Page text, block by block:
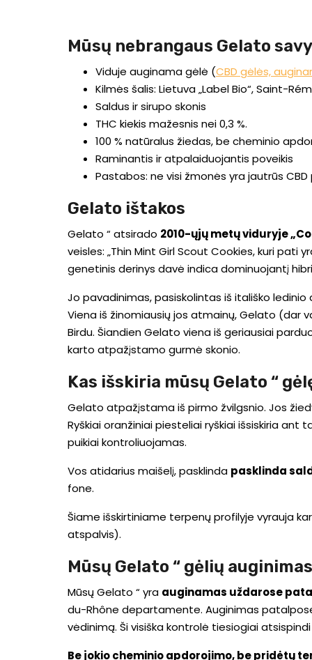
Mūsų nebrangaus Gelato
Viduje auginama gėlė (CBD gėlės,
Kilmės šalis: Lietuva „Label Bio“, Saint-
Saldus ir sirupo skonis
THC kiekis mažesnis nei 0,3 %.
100 % natūralus žiedas, be cheminio
Raminantis ir atpalaiduojantis poveikis
Pastabos: ne visi žmonės yra jautrūs
Gelato ištakos
Gelato “ atsirado 2010-ųjų metų viduryje
veisles: „Thin Mint Girl Scout Cookies, kuri pati
genetinis derinys davė indica dominuojantį
Jo pavadinimas, pasiskolintas iš itališko
Viena iš žinomiausių jos atmainų, Gelato (dar
Birdu. Šiandien Gelato viena iš geriausiai
karto atpažįstamo gurmė skonio.
Kas išskiria mūsų Gelato “
Gelato atpažįstama iš pirmo žvilgsnio. Jos
Ryškiai oranžiniai piesteliai ryškiai išsiskiria
puikiai kontroliuojamas.
Vos atidarius maišelį, pasklinda pasklinda
fone.
Šiame išskirtiniame terpenų profilyje vyrauja
atspalvis).
Mūsų Gelato “ gėlių auginimas
Mūsų Gelato “ yra auginamas uždarose
du-Rhône departamente. Auginimas
vėdinimą. Ši visiška kontrolė tiesiogiai
Be jokio cheminio apdorojimo, be pridėtų